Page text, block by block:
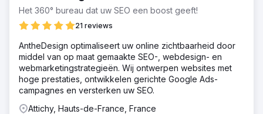
Het 360° bureau dat uw SEO een boost geeft!
21 reviews
AntheDesign optimaliseert uw online zichtbaarheid door
middel van op maat gemaakte SEO-, webdesign- en
webmarketingstrategieën. Wij ontwerpen websites met
hoge prestaties, ontwikkelen gerichte Google Ads-
campagnes en versterken uw SEO.
Attichy, Hauts-de-France, France